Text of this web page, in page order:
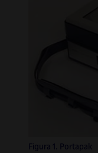
Figura 1. Portapak